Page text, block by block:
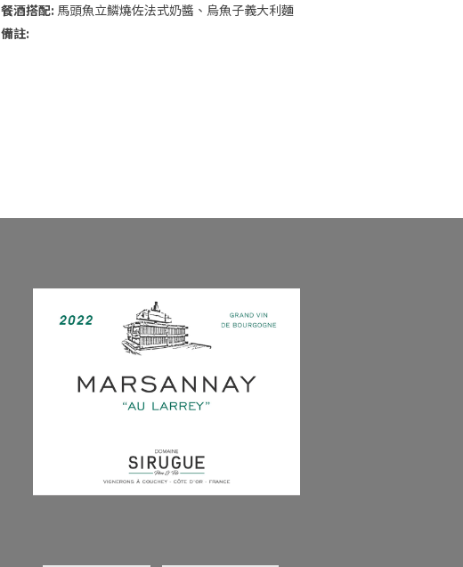
餐酒搭配: 馬頭魚立鱗燒佐法式奶醬、烏魚子義大利麵
備註: